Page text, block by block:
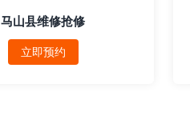
马山县维修抢修
立即预约